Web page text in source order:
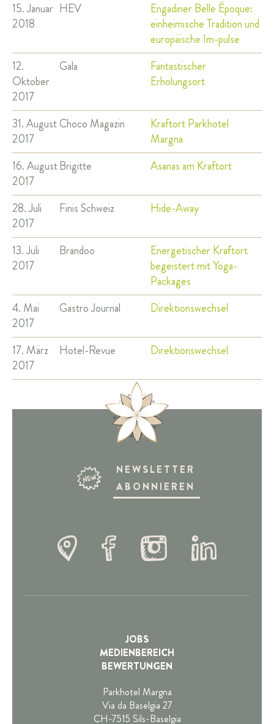
15. Januar
2018
HEV
Engadiner Belle Époque:
einheimische Tradition und
europäische Im-pulse
12.
Oktober
2017
Gala
Fantastischer
Erholungsort
31. August
2017
Choco Magazin
Kraftort Parkhotel
Margna
16. August
2017
Brigitte Asanas am Kraftort
28. Juli
2017
Finis Schweiz Hide-Away
13. Juli
2017
Brandoo
Energetischer Kraftort
begeistert mit Yoga-
Packages
4. Mai
2017
Gastro Journal Direktionswechsel
17. März
2017
Hotel-Revue Direktionswechsel
NEWSLETTER
ABONNIEREN
JOBS
MEDIENBEREICH
BEWERTUNGEN
Parkhotel Margna
Via da Baselgia 27
CH-7515 Sils-Baselgia